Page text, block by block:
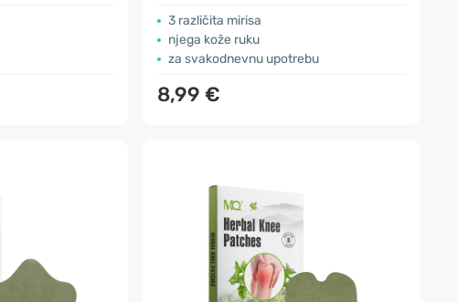
3 različita mirisa
njega kože ruku
za svakodnevnu upotrebu
8,99 €